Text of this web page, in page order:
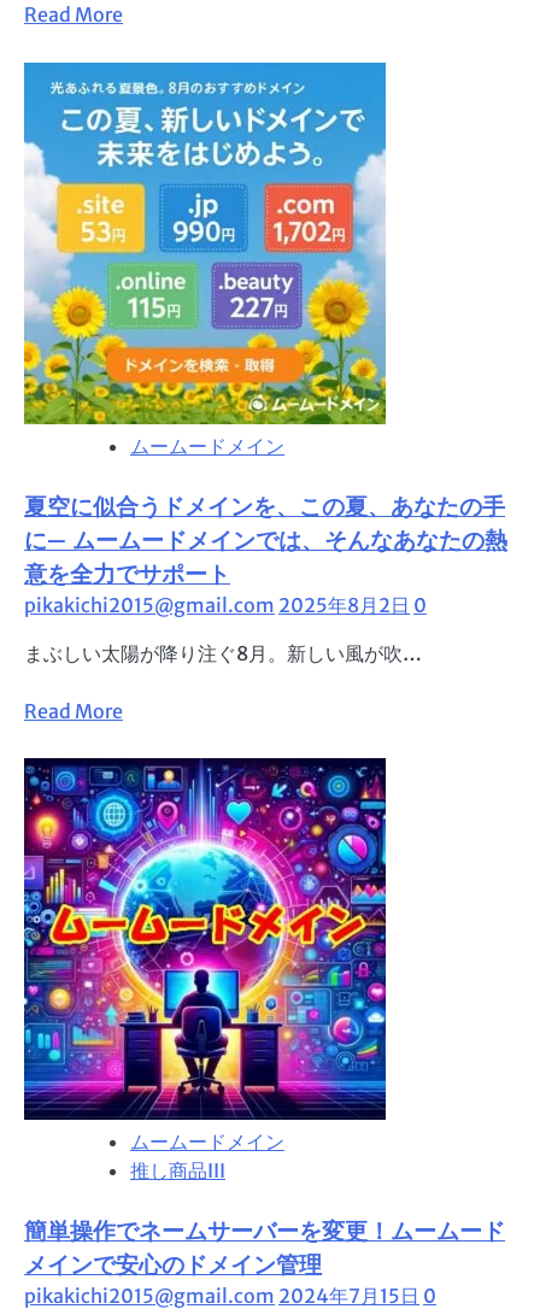
率
化
売
IT
導
入
補
助
金
活
用
無
料
個
別
相
会
【第
4
次
請】
Read MoreRead
ウ
ェ
ブ
サ
イ
ト
の
安
全
を
無
料
で
断！
ム
ー
ム
ー
ド
イ
の
『ネ
ッ
ト
de
診
断』
で
安
心
の
サ
イ
ト
運
を。
ムームードメイン
夏空に似合うドメインを、この夏、あなたの手
に— ムームードメインでは、そんなあなたの熱
意を全力でサポート
pikakichi2015@gmail.com 2025年8月2日 0
まぶしい太陽が降り注ぐ8月。新しい風が吹…
Read MoreRead
about
夏
空
に
似
合
う
ド
メ
イ
ン
を、
こ
の
夏、
な
た
の
ムームードメイン
推し商品III
簡単操作でネームサーバーを変更！ムームード
メインで安心のドメイン管理
pikakichi2015@gmail.com 2024年7月15日 0